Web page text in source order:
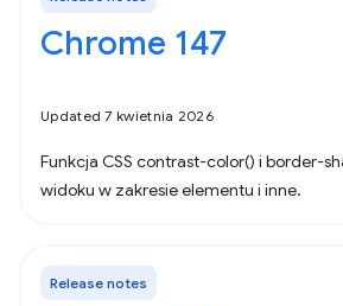
Chrome 147
Updated 7 kwietnia 2026
Funkcja CSS contrast-color() i border-
widoku w zakresie elementu i inne.
Release notes